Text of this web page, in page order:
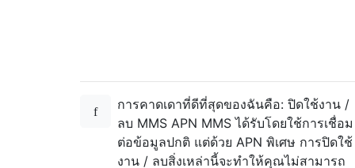
การคาดเดาที่ดีที่สุดของฉันคือ: ปิดใช้งาน /
ลบ MMS APN MMS ได้รับโดยใช้การเชื่อม
ต่อข้อมูลปกติ แต่ด้วย APN พิเศษ การปิดใช้
งาน / ลบสิ่งเหล่านี้จะทำให้คุณไม่สามารถ